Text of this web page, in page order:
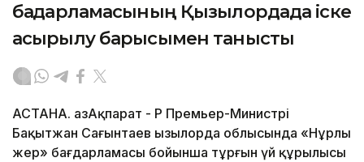
бағдарламасының Қызылордада іске
асырылу барысымен танысты
АСТАНА. ҚазАқпарат - ҚР Премьер-Министрі
Бақытжан Сағынтаев Қызылорда облысында «Нұрлы
жер» бағдарламасы бойынша тұрғын үй құрылысы